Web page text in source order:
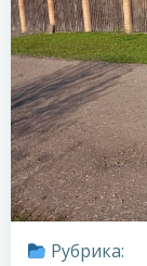
Рубрика: